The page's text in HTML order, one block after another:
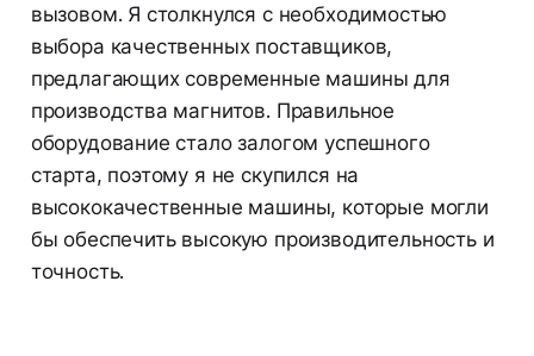
вызовом. Я столкнулся с необходимостью
выбора качественных поставщиков,
предлагающих современные машины для
производства магнитов. Правильное
оборудование стало залогом успешного
старта, поэтому я не скупился на
высококачественные машины, которые могли
бы обеспечить высокую производительность и
точность.